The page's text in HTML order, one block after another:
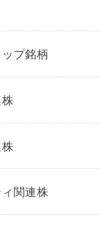
プ銘柄
関連株